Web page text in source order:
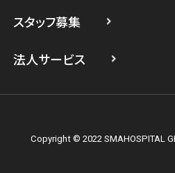
スマホスピタル テルル上大
スタッフ募集
法人サービス
Copyright © 2022 SMAHOSPITAL